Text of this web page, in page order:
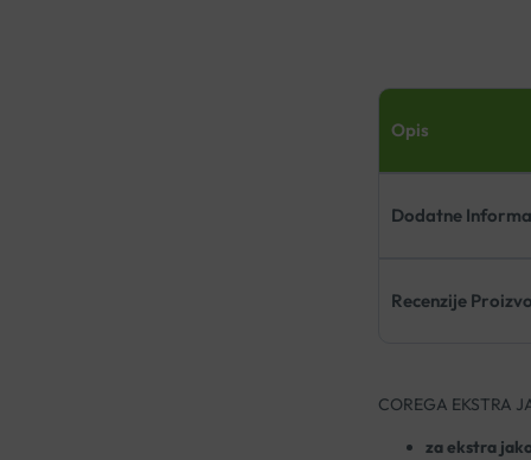
Opis
Dodatne
Recenzije
COREGA EKSTRA
za ekstra